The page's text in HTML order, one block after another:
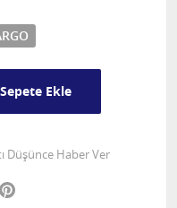
Sepete Ekle
Düşünce Haber Ver